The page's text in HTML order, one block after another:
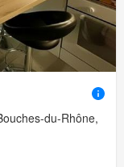
du-Rhône,